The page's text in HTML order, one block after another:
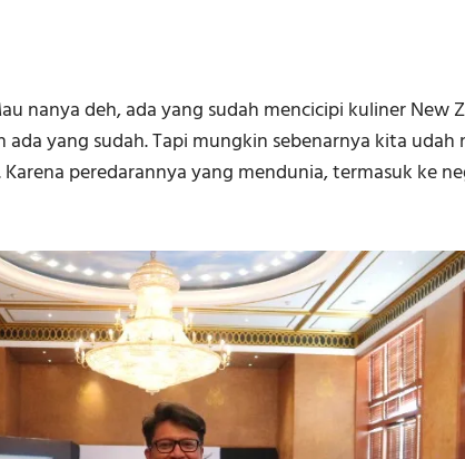
nanya deh, ada yang sudah mencicipi kuliner New
yang sudah. Tapi mungkin sebenarnya kita
peredarannya yang mendunia, termasuk ke